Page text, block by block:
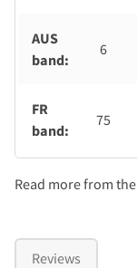
AUS
band:
6
FR
band:
75
Read more from the
Reviews